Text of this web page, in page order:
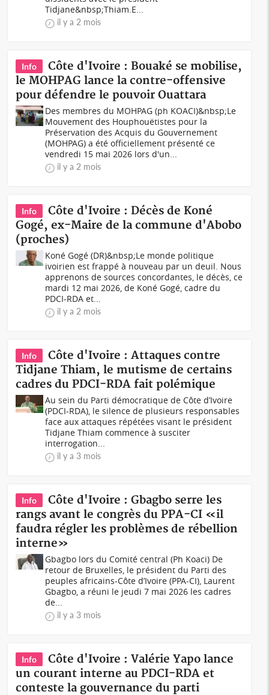
Tidjane&nbsp;Thiam.E...
il y a 2 mois
Info
Côte d'Ivoire : Bouaké se mobilise,
le MOHPAG lance la contre-offensive
pour défendre le pouvoir Ouattara
Des membres du MOHPAG (ph KOACI)&nbsp;Le
Mouvement des Houphouëtistes pour la
Préservation des Acquis du Gouvernement
(MOHPAG) a été officiellement présenté ce
vendredi 15 mai 2026 lors d'un...
il y a 2 mois
Info
Côte d'Ivoire : Décès de Koné
Gogé, ex-Maire de la commune d'Abobo
(proches)
Koné Gogé (DR)&nbsp;Le monde politique
ivoirien est frappé à nouveau par un deuil. Nous
apprenons de sources concordantes, le décès, ce
mardi 12 mai 2026, de Koné Gogé, cadre du
PDCI-RDA et...
il y a 2 mois
Info
Côte d'Ivoire : Attaques contre
Tidjane Thiam, le mutisme de certains
cadres du PDCI-RDA fait polémique
Au sein du Parti démocratique de Côte d’Ivoire
(PDCI-RDA), le silence de plusieurs responsables
face aux attaques répétées visant le président
Tidjane Thiam commence à susciter
interrogation...
il y a 3 mois
Info
Côte d'Ivoire : Gbagbo serre les
rangs avant le congrès du PPA-CI «il
faudra régler les problèmes de rébellion
interne»
Gbagbo lors du Comité central (Ph Koaci) De
retour de Bruxelles, le président du Parti des
peuples africains-Côte d’Ivoire (PPA-CI), Laurent
Gbagbo, a réuni le jeudi 7 mai 2026 les cadres
de...
il y a 3 mois
Info
Côte d'Ivoire : Valérie Yapo lance
un courant interne au PDCI-RDA et
conteste la gouvernance du parti